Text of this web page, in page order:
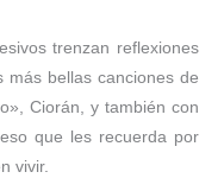
trenzan reflexiones
bellas canciones de
Ciorán, y también con
que les recuerda por
vivir.